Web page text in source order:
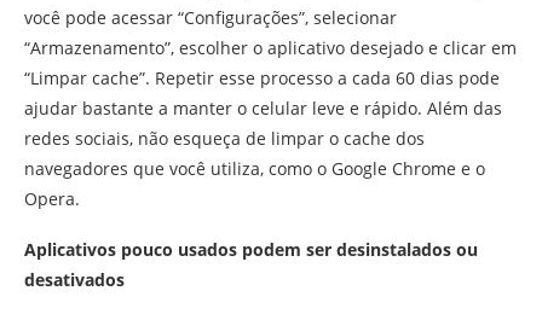
você pode acessar “Configurações”, selecionar
“Armazenamento”, escolher o aplicativo desejado e clicar em
“Limpar cache”. Repetir esse processo a cada 60 dias pode
ajudar bastante a manter o celular leve e rápido. Além das
redes sociais, não esqueça de limpar o cache dos
navegadores que você utiliza, como o Google Chrome e o
Opera.
Aplicativos pouco usados podem ser desinstalados ou
desativados